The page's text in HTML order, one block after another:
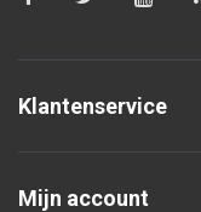
Klantenservice
Mijn account